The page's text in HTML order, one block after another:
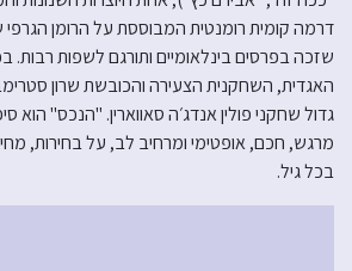
דרמה קומית רומנטית המבוססת על הרומן הגרפי
שזכה בפרסים בינלאומיים ותורגם לשפות רבות.
האגדית, השחקנית הצעירה והכובשת שרון
גדול שחקני פולין אנדג׳ה סאווארין. "הנכס" הוא
מרגש, חכם, אופטימי ומרחיב לב, על בחירות,
בכל גיל.